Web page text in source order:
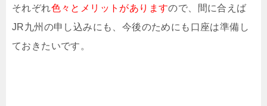
それぞれ色々とメリットがありますので、間に合えば
JR九州の申し込みにも、今後のためにも口座は準備し
ておきたいです。